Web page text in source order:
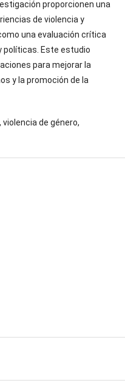
proporcionen una
de violencia y
una evaluación crítica
Este estudio
para mejorar la
y la promoción de la
violencia de género,